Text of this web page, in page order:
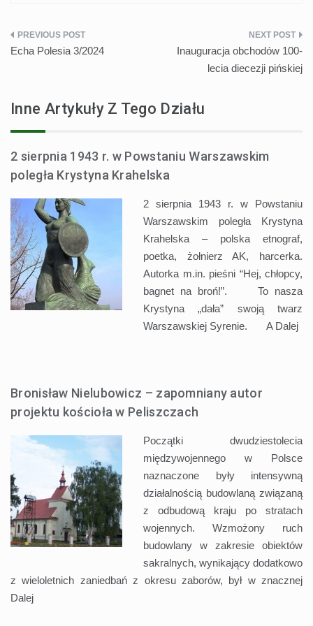
Nawigacja
Echa Polesia 3/2024
Inauguracja obchodów 100-
lecia diecezji pińskiej
Inne Artykuły Z Tego Działu
2 sierpnia 1943 r. w Powstaniu Warszawskim
poległa Krystyna Krahelska
2 sierpnia 1943 r. w Powstaniu
Warszawskim poległa Krystyna
Krahelska – polska etnograf,
poetka, żołnierz AK, harcerka.
Autorka m.in. pieśni “Hej, chłopcy,
bagnet na broń!”. To nasza
Krystyna „dała” swoją twarz
Warszawskiej Syrenie. A Dalej
Bronisław Nielubowicz – zapomniany autor
projektu kościoła w Peliszczach
Początki dwudziestolecia
międzywojennego w Polsce
naznaczone były intensywną
działalnością budowlaną związaną
z odbudową kraju po stratach
wojennych. Wzmożony ruch
budowlany w zakresie obiektów
sakralnych, wynikający dodatkowo
z wieloletnich zaniedbań z okresu zaborów, był w znacznej
Dalej